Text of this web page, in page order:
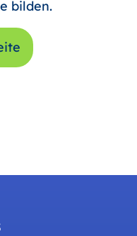
bilden.